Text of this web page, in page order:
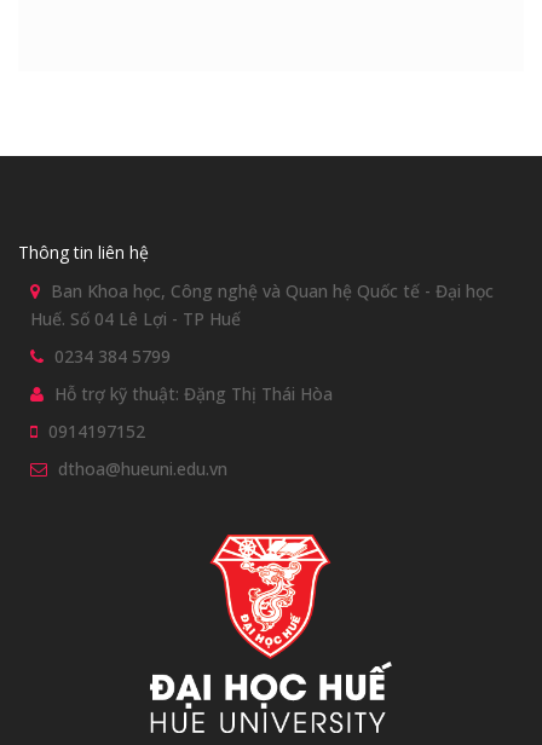
Thông tin liên hệ
Ban Khoa học, Công nghệ và Quan hệ Quốc tế - Đại học
Huế. Số 04 Lê Lợi - TP Huế
0234 384 5799
Hỗ trợ kỹ thuật: Đặng Thị Thái Hòa
0914197152
dthoa@hueuni.edu.vn